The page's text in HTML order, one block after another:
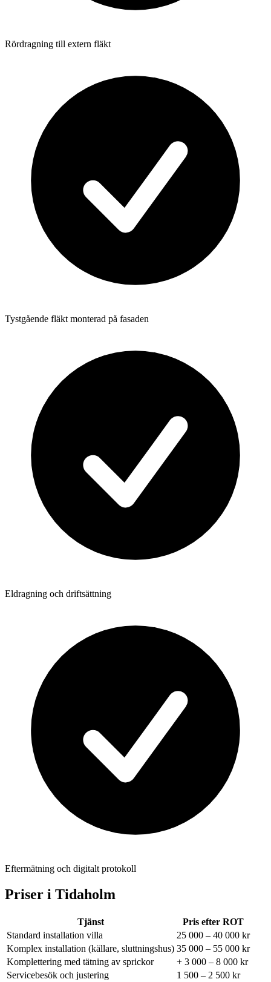
Rördragning till extern fläkt
Tystgående fläkt monterad på fasaden
Eldragning och driftsättning
Eftermätning och digitalt protokoll
Priser i Tidaholm
Tjänst
Pris efter ROT
Standard installation villa
25 000 – 40 000 kr
Komplex installation (källare, sluttningshus) 35 000 – 55 000 kr
Komplettering med tätning av sprickor
+ 3 000 – 8 000 kr
Servicebesök och justering
1 500 – 2 500 kr